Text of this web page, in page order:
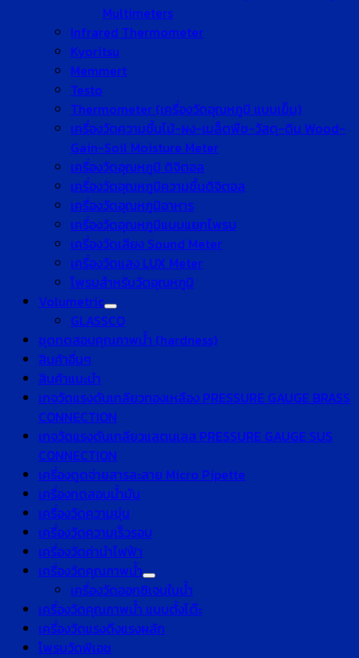
Multimeters
Infrared Thermometer
Kyoritsu
Memmert
Testo
Thermometer (เครื่องวัดอุณหภูมิ แบบเข็ม)
เครื่องวัดความชื้นไม้-ผง-เมล็ดพืช-วัสดุ-ดิน Wood-
Gain-Soil Moisture Meter
เครื่องวัดอุณหภูมิ ดิจิตอล
เครื่องวัดอุณหภูมิความชื้นดิจิตอล
เครื่องวัดอุณหภูมิอาหาร
เครื่องวัดอุณหภูมิแบบแยกโพรบ
เครื่องวัดเสียง Sound Meter
เครื่องวัดแสง LUX Meter
โพรบสำหรับวัดอุณหภูมิ
Volumetric
GLASSCO
ชุดทดสอบคุณภาพน้ำ (hardness)
สินค้าอื่นๆ
สินค้าแนะนำ
เกจวัดแรงดันเกลียวทองเหลือง PRESSURE GAUGE BRASS
CONNECTION
เกจวัดแรงดันเกลียวแสตนเลส PRESSURE GAUGE SUS
CONNECTION
เครื่องดูดจ่ายสารละลาย Micro Pipette
เครื่องทดสอบน้ำมัน
เครื่องวัดความขุ่น
เครื่องวัดความเร็วรอบ
เครื่องวัดค่านำไฟฟ้า
เครื่องวัดคุณภาพน้ำ
เครื่องวัดออกซิเจนในน้ำ
เครื่องวัดคุณภาพน้ำ แบบตั้งโต๊ะ
เครื่องวัดแรงดึงแรงผลัก
โพรบวัดพีเอช